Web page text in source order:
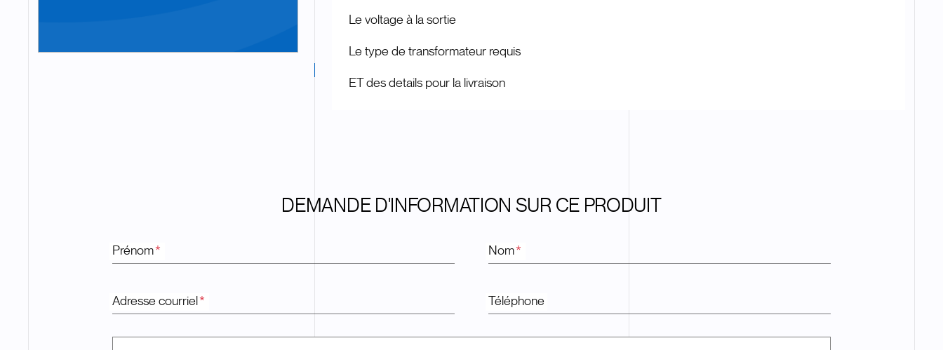
Le voltage à la sortie
Le type de transformateur requis
ET des details pour la livraison
DEMANDE D'INFORMATION SUR CE PRODUIT
Prénom* Nom*
Adresse courriel * Téléphone